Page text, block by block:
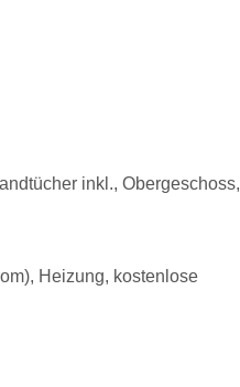
inkl., Obergeschoss,
Heizung, kostenlose